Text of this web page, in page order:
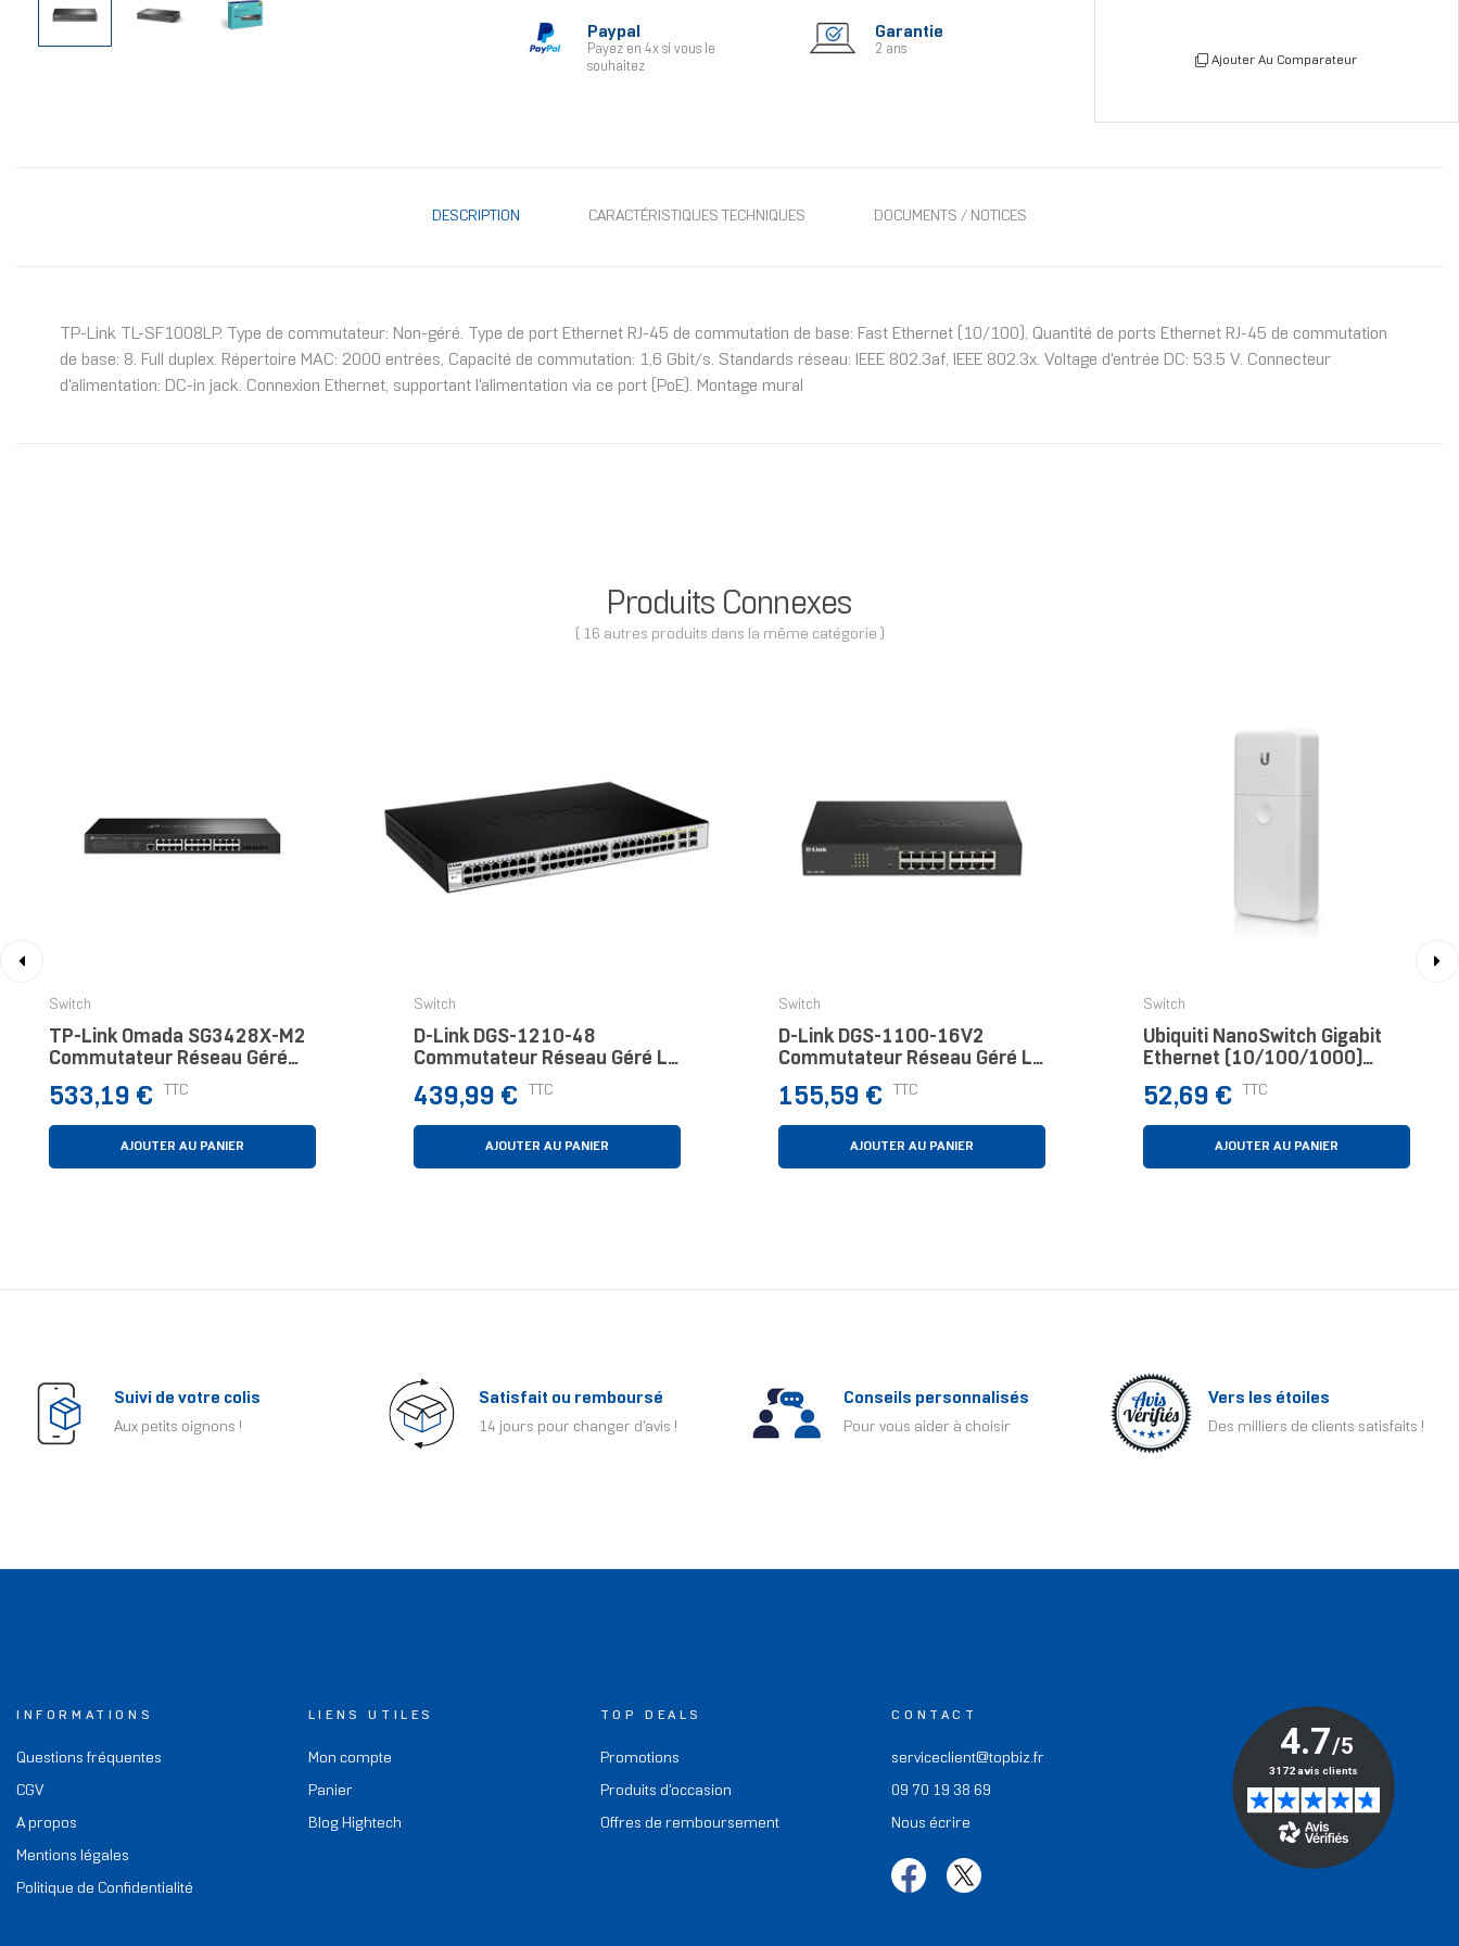
Paypal
Payez en 4x si vous le
souhaitez
Garantie
2 ans
Ajouter Au Comparateur
DESCRIPTION CARACTÉRISTIQUES TECHNIQUES DOCUMENTS / NOTICES
TP-Link TL-SF1008LP. Type de commutateur: Non-géré. Type de port Ethernet RJ-45 de commutation de base: Fast Ethernet (10/100), Quantité de ports Ethernet RJ-45 de commutation
de base: 8. Full duplex. Répertoire MAC: 2000 entrées, Capacité de commutation: 1,6 Gbit/s. Standards réseau: IEEE 802.3af, IEEE 802.3x. Voltage d'entrée DC: 53.5 V. Connecteur
d'alimentation: DC-in jack. Connexion Ethernet, supportant l'alimentation via ce port (PoE). Montage mural
Produits Connexes
( 16 autres produits dans la même catégorie )
Switch
TP-Link Omada SG3428X-M2
Commutateur Réseau Géré
L2+ 2.5G Ethernet
(100/1000/2500) 1U Noir
Prix
533,19 € TTC
AJOUTER AU PANIER
Switch
D-Link DGS-1210-48
Commutateur Réseau Géré L2
Prix
439,99 € TTC
AJOUTER AU PANIER
Switch
D-Link DGS-1100-16V2
Commutateur Réseau Géré L2
Gigabit Ethernet
(10/100/1000) Noir
Prix
155,59 € TTC
AJOUTER AU PANIER
Switch
Ubiquiti NanoSwitch Gigabit
Ethernet (10/100/1000)
Connexion Ethernet,
Supportant L'alimentation Via
Ce Port (PoE) Blanc
Prix
52,69 € TTC
AJOUTER AU PANIER
Suivi de votre colis
Aux petits oignons !
Satisfait ou remboursé
14 jours pour changer d'avis !
Conseils personnalisés
Pour vous aider à choisir
Vers les étoiles
Des milliers de clients satisfaits !
INFORMATIONS
Questions fréquentes
CGV
A propos
Mentions légales
Politique de Confidentialité
LIENS UTILES
Mon compte
Panier
Blog Hightech
TOP DEALS
Promotions
Produits d'occasion
Offres de remboursement
CONTACT
serviceclient@topbiz.fr
09 70 19 38 69
Nous écrire